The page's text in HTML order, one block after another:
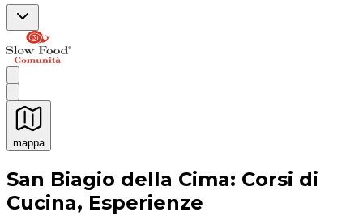
mappa
Esperienze culinarie indimenticabili: Esperienze
San Biagio della Cima: Corsi di
Cucina, Esperienze